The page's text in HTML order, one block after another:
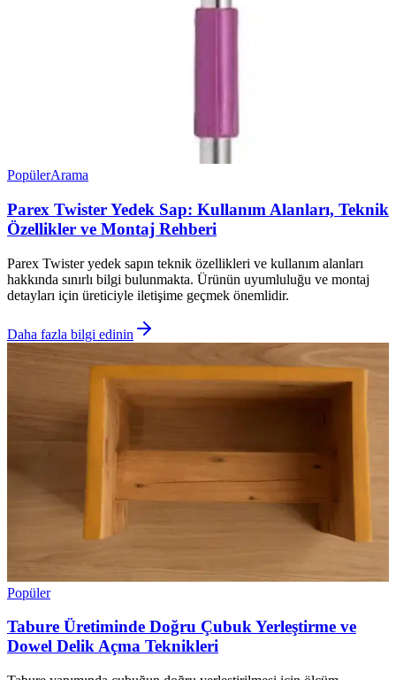
PopülerArama
Parex Twister Yedek Sap: Kullanım Alanları, Teknik
Özellikler ve Montaj Rehberi
Parex Twister yedek sapın teknik özellikleri ve kullanım alanları
hakkında sınırlı bilgi bulunmakta. Ürünün uyumluluğu ve montaj
detayları için üreticiyle iletişime geçmek önemlidir.
Daha fazla bilgi edinin
Popüler
Tabure Üretiminde Doğru Çubuk Yerleştirme ve
Dowel Delik Açma Teknikleri